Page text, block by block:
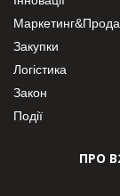
Закупки
Логістика
Закон
Події
ПРО